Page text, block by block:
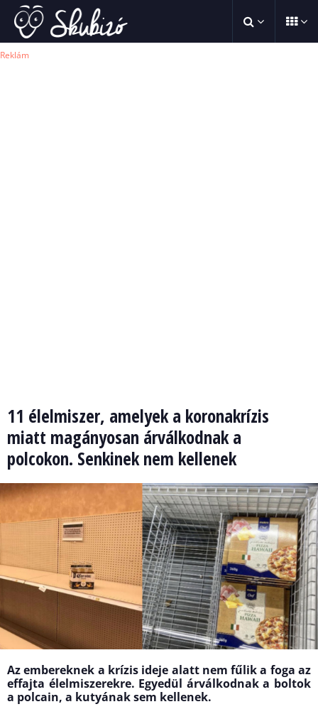
Reklám
11 élelmiszer, amelyek a koronakrízis
miatt magányosan árválkodnak a
polcokon. Senkinek nem kellenek
Az embereknek a krízis ideje alatt nem fűlik a foga az
effajta élelmiszerekre. Egyedül árválkodnak a boltok
a polcain, a kutyának sem kellenek.